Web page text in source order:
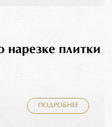
нарезке плитки
ПОДРОБНЕЕ